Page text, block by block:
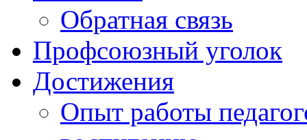
Обратная связь
Профсоюзный уголок
Достижения
Опыт работы